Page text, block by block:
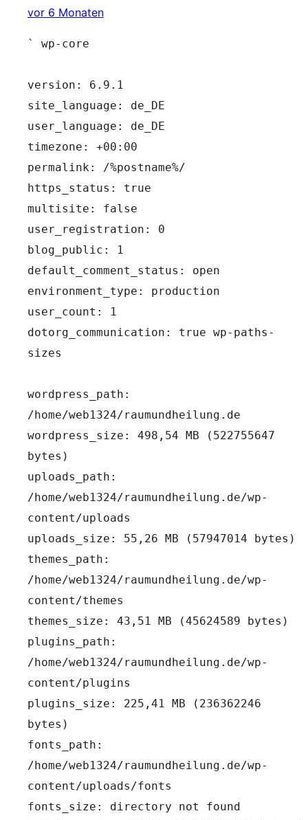
vor 6 Monaten
` wp-core
version: 6.9.1
site_language: de_DE
user_language: de_DE
timezone: +00:00
permalink: /%postname%/
https_status: true
multisite: false
user_registration: 0
blog_public: 1
default_comment_status: open
environment_type: production
user_count: 1
dotorg_communication: true wp-paths-
sizes
wordpress_path:
/home/web1324/raumundheilung.de
wordpress_size: 498,54 MB (522755647
bytes)
uploads_path:
/home/web1324/raumundheilung.de/wp-
content/uploads
uploads_size: 55,26 MB (57947014 bytes)
themes_path:
/home/web1324/raumundheilung.de/wp-
content/themes
themes_size: 43,51 MB (45624589 bytes)
plugins_path:
/home/web1324/raumundheilung.de/wp-
content/plugins
plugins_size: 225,41 MB (236362246
bytes)
fonts_path:
/home/web1324/raumundheilung.de/wp-
content/uploads/fonts
fonts_size: directory not found